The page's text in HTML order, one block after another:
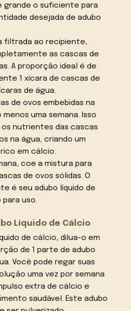
grande o suficiente para
desejada de adubo
filtrada ao recipiente,
as cascas de
A proporção ideal é de
1 xícara de cascas de
de água.
de ovos embebidas na
uma semana. Isso
nutrientes das cascas
na água, criando um
em cálcio.
coe a mistura para
de ovos sólidas. O
é seu adubo líquido de
uso.
Líquido de Cálcio
de cálcio, dilua-o em
de 1 parte de adubo
Você pode regar suas
uma vez por semana
extra de cálcio e
saudável. Este adubo